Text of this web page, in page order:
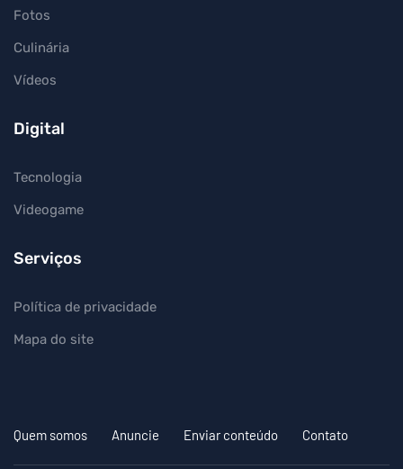
Fotos
Culinária
Vídeos
Digital
Tecnologia
Videogame
Serviços
Política de privacidade
Mapa do site
Quem somos Anuncie Enviar conteúdo Contato